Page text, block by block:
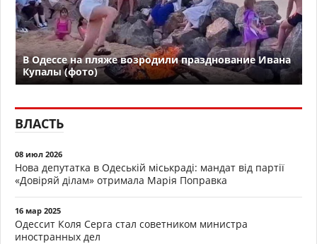
В Одессе на пляже возродили празднование Ивана
Купалы (фото)
ВЛАСТЬ
08 июл 2026
Нова депутатка в Одеській міськраді: мандат від партії
«Довіряй ділам» отримала Марія Поправка
16 мар 2025
Одессит Коля Серга стал советником министра
иностранных дел